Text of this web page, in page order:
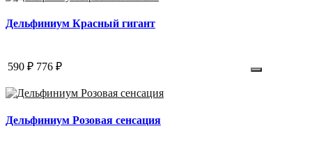
Дельфиниум Красный гигант
590 ₽ 776 ₽
Дельфиниум Розовая сенсация